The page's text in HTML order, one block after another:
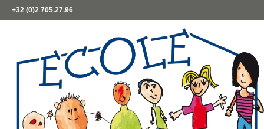
+32 (0)2 705.27.96